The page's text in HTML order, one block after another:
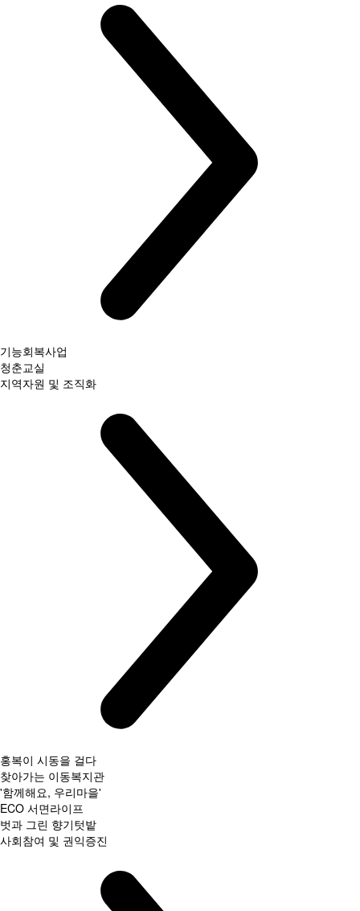
기능회복사업
청춘교실
지역자원 및 조직화
홍복이 시동을 걸다
찾아가는 이동복지관
'함께해요, 우리마을'
ECO 서면라이프
벗과 그린 향기텃밭
사회참여 및 권익증진